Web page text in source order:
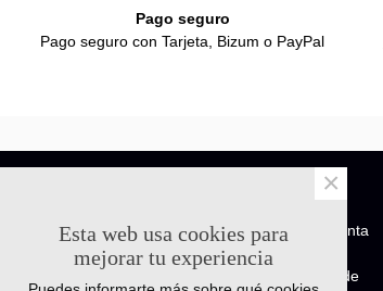
Pago seguro
Pago seguro con Tarjeta, Bizum o PayPal
Quick-Fitness es una empresa de venta
de recambios y repuestos fitness.
Disponemos de piezas de repuesto de
Esta web usa cookies para
mejorar tu experiencia
×